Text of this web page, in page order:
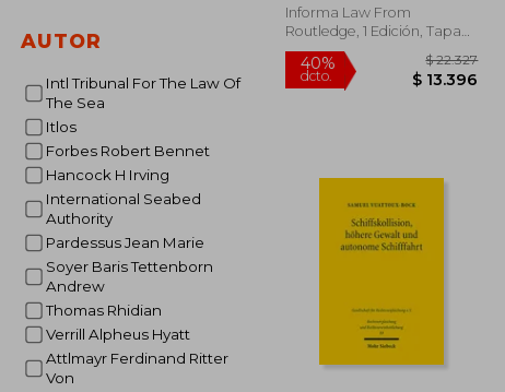
AUTOR
Intl Tribunal For The Law Of
The Sea
Itlos
Forbes Robert Bennet
Hancock H Irving
International Seabed
Authority
Pardessus Jean Marie
Soyer Baris Tettenborn
Andrew
Thomas Rhidian
Verrill Alpheus Hyatt
Attlmayr Ferdinand Ritter
Von
Informa Law From
Routledge, 1 Edición, Tapa
Blanda, Nuevo
dcto.